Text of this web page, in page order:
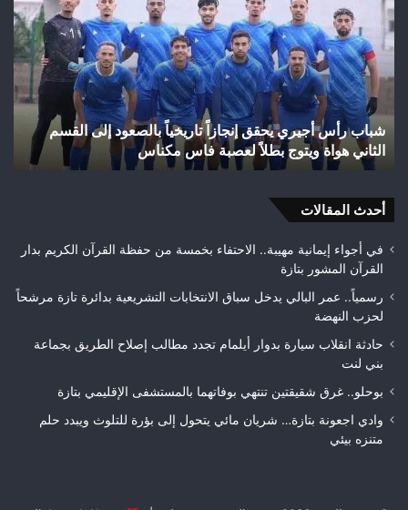
إلى القسم
حريق
غابة
“المرج”
بإقليم
تازة
بعد
احتراق
24
هكتارًا
الغطاء
هكتارًا من الغطاء الغابوي
أحدث المقالات
في أجواء إيمانية مهيبة.. الاحتفاء بخمسة من حفظة القرآن الكريم بدار
القرآن المشور بتازة
رسمياً.. عمر البالي يدخل سباق الانتخابات التشريعية بدائرة تازة مرشحاً
لحزب النهضة
حادثة انقلاب سيارة بدوار أيلمام تجدد مطالب إصلاح الطريق بجماعة
بني لنت
بوحلو.. غرق شقيقتين تنتهي بوفاتهما بالمستشفى الإقليمي بتازة
وادي اجعونة بتازة… شريان مائي يتحول إلى بؤرة للتلوث ويبدد حلم
متنزه بيئي